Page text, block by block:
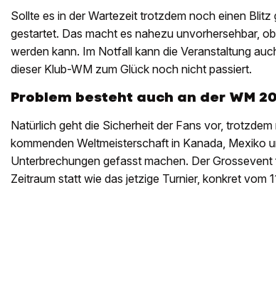
Sollte es in der Wartezeit trotzdem noch einen
gestartet. Das macht es nahezu unvorhersehbar,
werden kann. Im Notfall kann die Veranstaltung
dieser Klub-WM zum Glück noch nicht passiert.
Problem besteht auch an der WM
Natürlich geht die Sicherheit der Fans vor,
kommenden Weltmeisterschaft in Kanada, Mexiko
Unterbrechungen gefasst machen. Der
Zeitraum statt wie das jetzige Turnier, konkret vom